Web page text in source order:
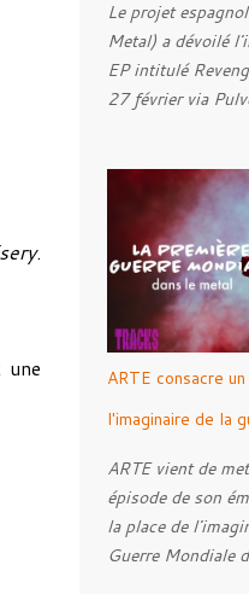
.
Le projet
Metal) a dévoilé
EP intitulé
27 février via
et mixé par Santi
par Luxi
Grave 02. The
Somber Night
Vile 05. Revenge
Sense Of Fear
ARTE consacre
l'imaginaire de la
ARTE vient de
épisode de son
la place de
Guerre Mondiale